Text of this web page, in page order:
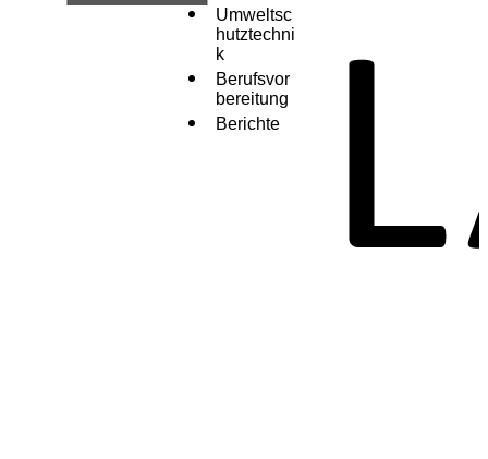
Umweltsc
hutztechni
k
Berufsvor
bereitung
Berichte